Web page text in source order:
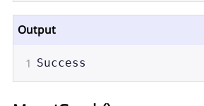
Output
1 Success